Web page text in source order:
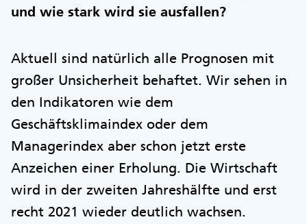
und wie stark wird sie ausfallen?
Aktuell sind natürlich alle Prognosen mit
großer Unsicherheit behaftet. Wir sehen in
den Indikatoren wie dem
Geschäftsklimaindex oder dem
Managerindex aber schon jetzt erste
Anzeichen einer Erholung. Die Wirtschaft
wird in der zweiten Jahreshälfte und erst
recht 2021 wieder deutlich wachsen.